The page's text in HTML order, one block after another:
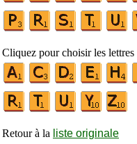
Cliquez pour choisir les lettres
Retour à la liste originale